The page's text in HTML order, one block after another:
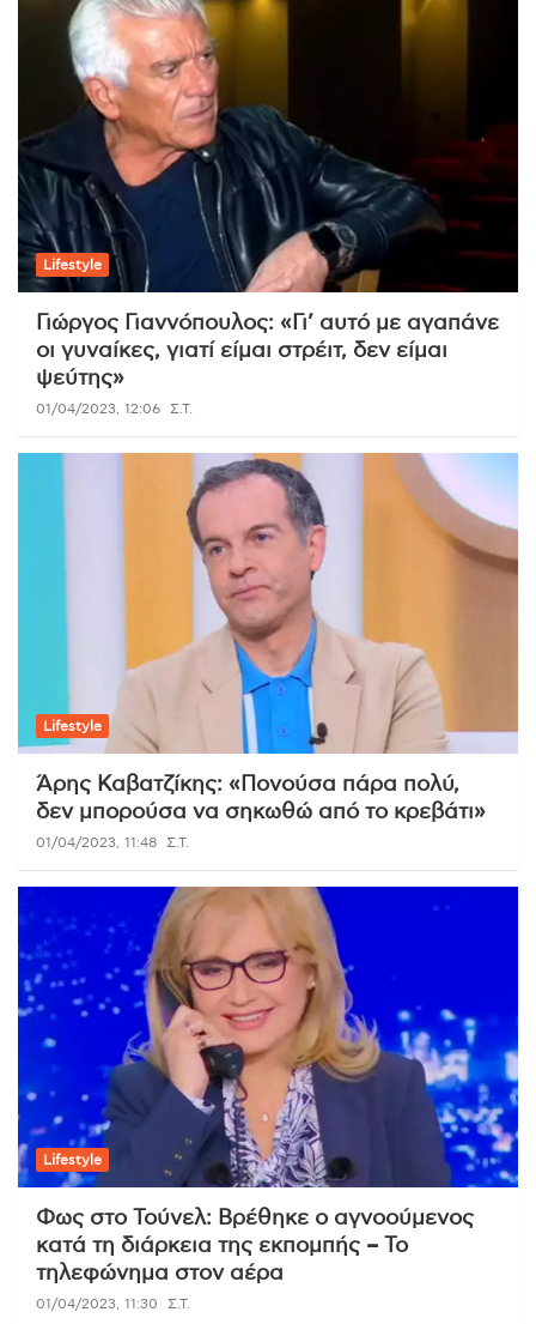
Lifestyle
Γιώργος Γιαννόπουλος: «Γι’ αυτό με αγαπάνε
οι γυναίκες, γιατί είμαι στρέιτ, δεν είμαι
ψεύτης»
01/04/2023, 12:06 Σ.Τ.
Lifestyle
Άρης Καβατζίκης: «Πονούσα πάρα πολύ,
δεν μπορούσα να σηκωθώ από το κρεβάτι»
01/04/2023, 11:48 Σ.Τ.
Lifestyle
Φως στο Τούνελ: Βρέθηκε ο αγνοούμενος
κατά τη διάρκεια της εκπομπής – Το
τηλεφώνημα στον αέρα
01/04/2023, 11:30 Σ.Τ.